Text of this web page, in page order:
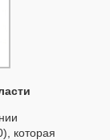
которая